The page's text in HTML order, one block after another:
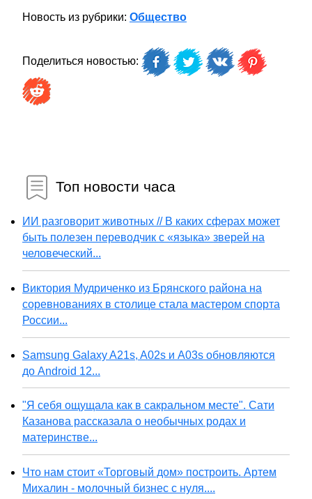
Новость из рубрики: Общество
Поделиться новостью:
Топ новости часа
ИИ разговорит животных // В каких сферах может
быть полезен переводчик с «языка» зверей на
человеческий...
Виктория Мудриченко из Брянского района на
соревнованиях в столице стала мастером спорта
России...
Samsung Galaxy A21s, A02s и A03s обновляются
до Android 12...
"Я себя ощущала как в сакральном месте". Сати
Казанова рассказала о необычных родах и
материнстве...
Что нам стоит «Торговый дом» построить. Артем
Михалин - молочный бизнес с нуля....